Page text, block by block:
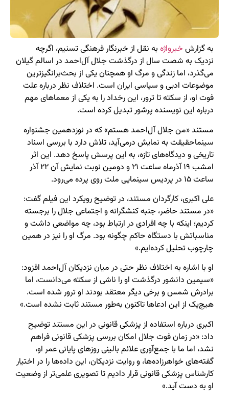
به گزارش خبرواژه به نقل از خبرنگار فرهنگی تسنیم، اگرچه
نزدیک به شصت سال از درگذشت جلال آل‌احمد در اسالم گیلان
می‌گذرد، اما زندگی و مرگ او همچنان یکی از بحث‌برانگیزترین
موضوعات ادبی و سیاسی ایران است. اختلاف نظر درباره علت
فوت او، از سکته تا ترور، این رخداد را به یکی از معماهای مهم
درباره این نویسنده پرشور تبدیل کرده است.
مستند «من جلال آل‌احمد هستم» که در نوزدهمین جشنواره
سینماحقیقت به نمایش درمی‌آید، تلاش دارد با بررسی اسناد
تاریخی و دیدگاه‌های تازه، به این پرسش پاسخ دهد. این اثر
امشب ۱۹ آذرماه ساعت ۲۱ و دومین نوبت نمایش آن ۲۲ آذر
ساعت ۱۵ در پردیس سینمایی ملت روی پرده می‌رود.
علی اکبری، کارگردان مستند، در توضیح رویکرد این فیلم گفت:
«در مستند حاضر، جنبه کنشگرانه و اجتماعی جلال را برجسته
کردیم؛ اینکه با چه افرادی در ارتباط بود، چه مواضعی داشت و
مناسباتش با دستگاه حاکم چگونه بود. مرگ او را نیز در همین
چارچوب تحلیل کرده‌ایم.»
او با اشاره به اختلاف نظر حتی در میان نزدیکان آل‌احمد افزود:
«سیمین دانشور درگذشت او را ناشی از سکته می‌دانست، اما
برادرش شمس و برخی دیگر معتقد بودند او ترور شده است.
هیچ‌یک از این ادعاها تاکنون به‌طور مستند ثابت نشده است.»
اکبری درباره استفاده از پزشکی قانونی در این مستند توضیح
داد: «در زمان فوت جلال امکان بررسی پزشکی قانونی فراهم
نشد، اما ما با جمع‌آوری علائم بالینی روزهای پایانی عمر او،
گفته‌های خواهرزاده‌ها، و روایت نزدیکان، این داده‌ها را در اختیار
کارشناس پزشکی قانونی قرار دادیم تا تصویری علمی‌تر از وضعیت
او به دست آید.»